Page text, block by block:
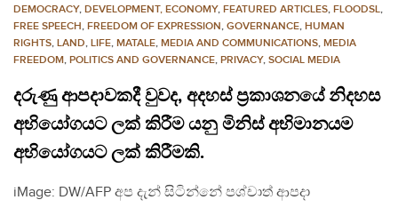
DEMOCRACY, DEVELOPMENT, ECONOMY, FEATURED ARTICLES, FLOODSL,
FREE SPEECH, FREEDOM OF EXPRESSION, GOVERNANCE, HUMAN
RIGHTS, LAND, LIFE, MATALE, MEDIA AND COMMUNICATIONS, MEDIA
FREEDOM, POLITICS AND GOVERNANCE, PRIVACY, SOCIAL MEDIA
දරුණු ආපදාවකදී වුවද, අදහස් ප්‍රකාශනයේ නිදහස
අභියෝගයට ලක් කිරීම යනු මිනිස් අභිමානයම
අභියෝගයට ලක් කිරීමකි.
iMage: DW/AFP අප දැන් සිටින්නේ පශ්චාත් ආපදා